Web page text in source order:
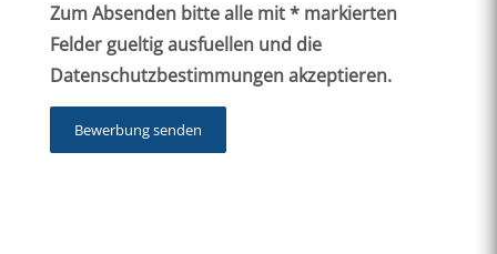
Zum Absenden bitte alle mit * markierten
Felder gueltig ausfuellen und die
Datenschutzbestimmungen akzeptieren.
Bewerbung senden